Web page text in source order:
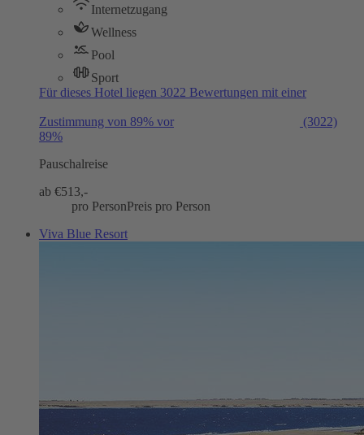
Internetzugang
Wellness
Pool
Sport
Für dieses Hotel liegen 3022 Bewertungen mit einer
Zustimmung von 89% vor
(3022)
89%
Pauschalreise
ab €513,-
pro PersonPreis pro Person
Viva Blue Resort